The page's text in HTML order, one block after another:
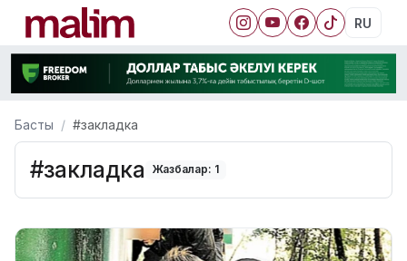
RU
Басты #закладка
#закладка Жазбалар: 1